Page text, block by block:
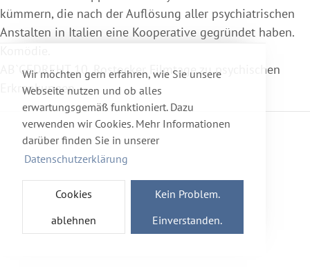
Wir möchten gern erfahren, wie Sie unsere
Webseite nutzen und ob alles
erwartungsgemäß funktioniert. Dazu
verwenden wir Cookies. Mehr Informationen
darüber finden Sie in unserer
Datenschutzerklärung
Cookies
ablehnen
Kein Problem.
Einverstanden.
kümmern, die nach der Auflösung aller psychiatrischen
Anstalten in Italien eine Kooperative gegründet haben.
AB`GEDREHT 10. Rostocker Filmtage zu psychischen
Erkrankungen